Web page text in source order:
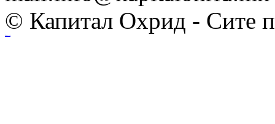
© Капитал Охрид - Сите
Ihost.mk